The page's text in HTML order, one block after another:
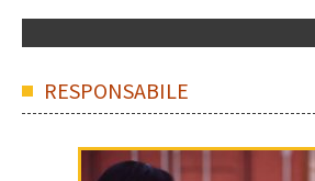
RESPONSABILE